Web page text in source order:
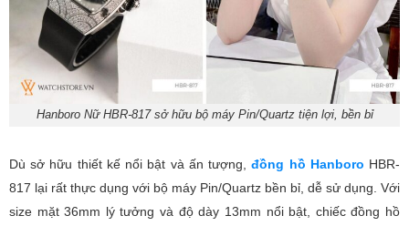
Hanboro Nữ HBR-817 sở hữu bộ máy Pin/Quartz tiện lợi, bền bỉ
Dù sở hữu thiết kế nổi bật và ấn tượng,đồng hồ Hanboro HBR-
817 lại rất thực dụng với bộ máy Pin/Quartz bền bỉ, dễ sử dụng. Với
size mặt 36mm lý tưởng và độ dày 13mm nổi bật, chiếc đồng hồ